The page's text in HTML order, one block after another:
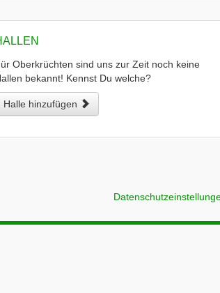
Oberkrüchten sind uns zur Zeit noch keine
bekannt! Kennst Du welche?
Halle hinzufügen